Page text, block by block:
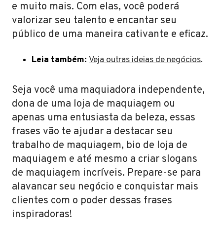
e muito mais. Com elas, você poderá
valorizar seu talento e encantar seu
público de uma maneira cativante e eficaz.
Leia também: Veja outras ideias de negócios.
Seja você uma maquiadora independente,
dona de uma loja de maquiagem ou
apenas uma entusiasta da beleza, essas
frases vão te ajudar a destacar seu
trabalho de maquiagem, bio de loja de
maquiagem e até mesmo a criar slogans
de maquiagem incríveis. Prepare-se para
alavancar seu negócio e conquistar mais
clientes com o poder dessas frases
inspiradoras!